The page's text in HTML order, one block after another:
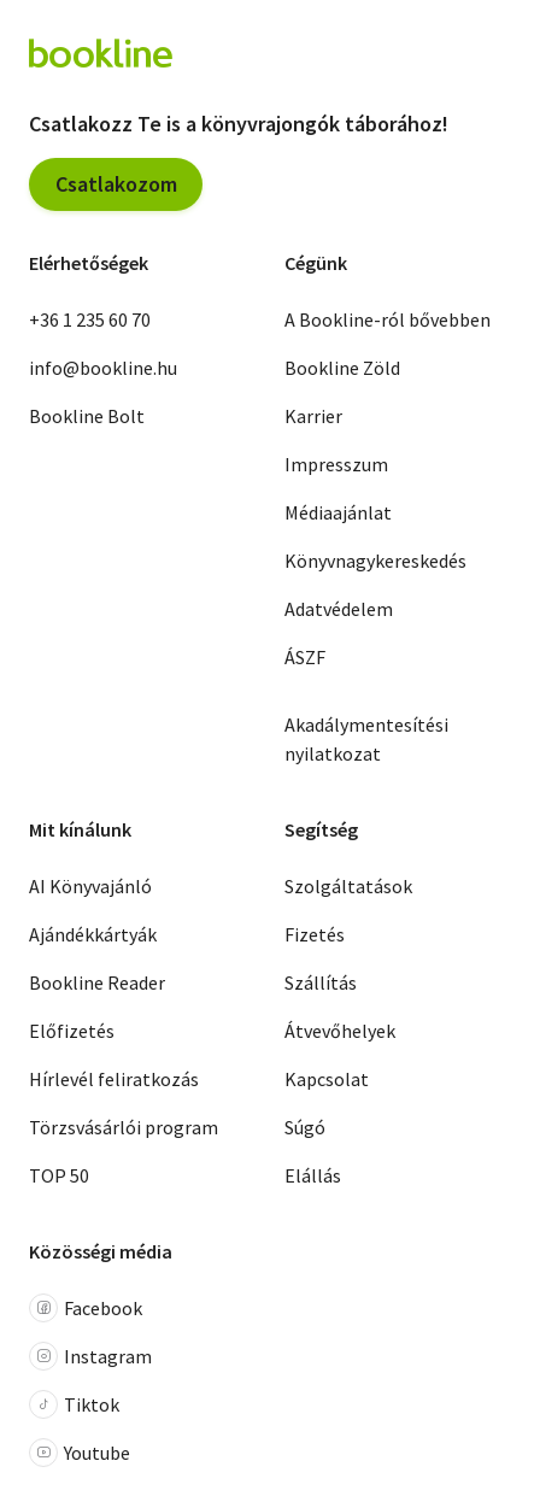
Csatlakozz Te is a könyvrajongók táborához!
Csatlakozom
Elérhetőségek
+36 1 235 60 70
info@bookline.hu
Bookline Bolt
Cégünk
A Bookline-ról bővebben
Bookline Zöld
Karrier
Impresszum
Médiaajánlat
Könyvnagykereskedés
Adatvédelem
ÁSZF
Akadálymentesítési
nyilatkozat
Mit kínálunk
AI Könyvajánló
Ajándékkártyák
Bookline Reader
Előfizetés
Hírlevél feliratkozás
Törzsvásárlói program
TOP 50
Segítség
Szolgáltatások
Fizetés
Szállítás
Átvevőhelyek
Kapcsolat
Súgó
Elállás
Közösségi média
Facebook
Instagram
Tiktok
Youtube